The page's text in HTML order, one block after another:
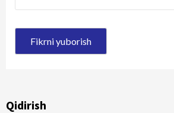
Qidirish